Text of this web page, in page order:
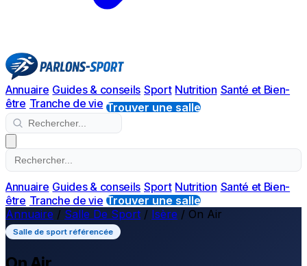
Annuaire Guides & conseils Sport Nutrition Santé et Bien-
être Tranche de vie Trouver une salle
Annuaire Guides & conseils Sport Nutrition Santé et Bien-
être Tranche de vie Trouver une salle
Annuaire / Salle De Sport / Isère / On Air
Salle de sport référencée